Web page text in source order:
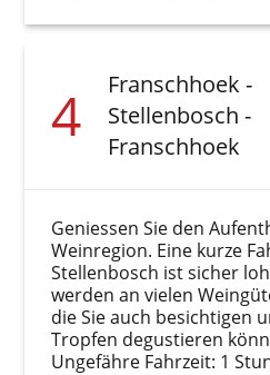
4
Franschhoek -
Stellenbosch -
Franschhoek
Geniessen Sie den
Weinregion. Eine kurze
Stellenbosch ist sicher
werden an vielen
die Sie auch besichtigen
Tropfen degustieren
Ungefähre Fahrzeit: 1